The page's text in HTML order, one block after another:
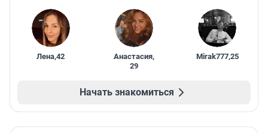
Лена,42 Анастасия,
29
Mirak777,25
Начать знакомиться